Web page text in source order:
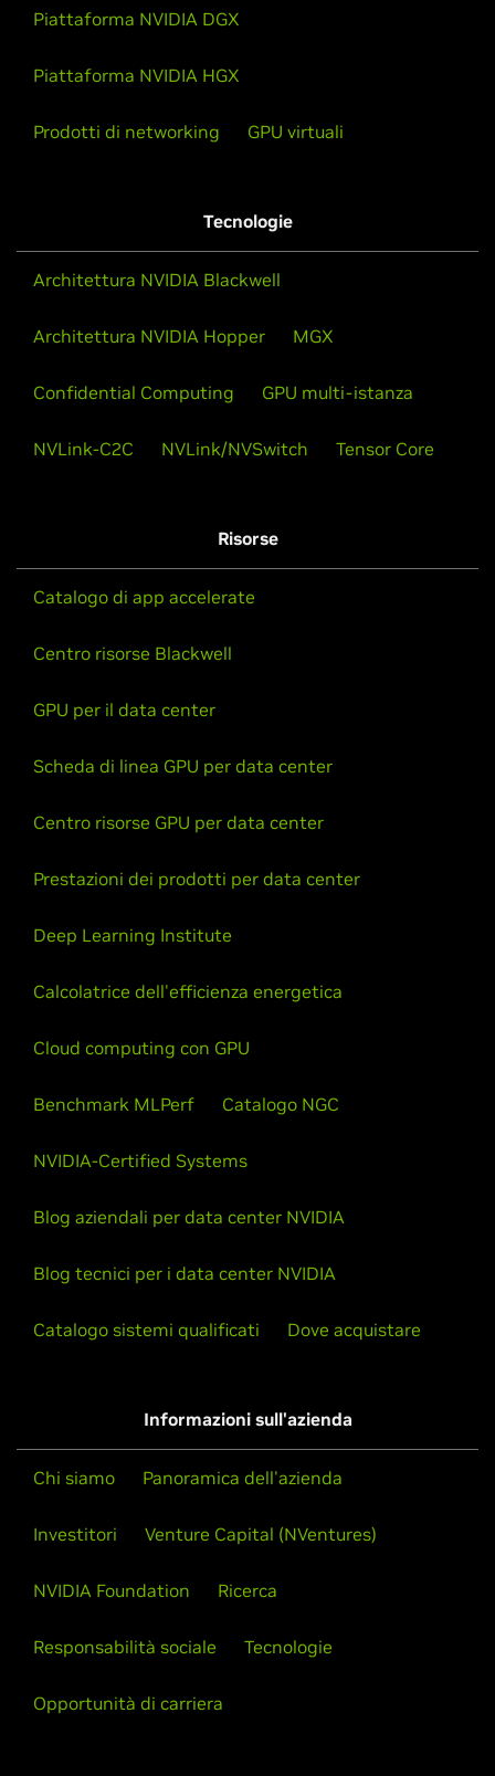
Piattaforma NVIDIA DGX
Piattaforma NVIDIA HGX
Prodotti di networking GPU virtuali
Tecnologie
Architettura NVIDIA Blackwell
Architettura NVIDIA Hopper MGX
Confidential Computing GPU multi-istanza
NVLink-C2C NVLink/NVSwitch Tensor Core
Risorse
Catalogo di app accelerate
Centro risorse Blackwell
GPU per il data center
Scheda di linea GPU per data center
Centro risorse GPU per data center
Prestazioni dei prodotti per data center
Deep Learning Institute
Calcolatrice dell'efficienza energetica
Cloud computing con GPU
Benchmark MLPerf Catalogo NGC
NVIDIA-Certified Systems
Blog aziendali per data center NVIDIA
Blog tecnici per i data center NVIDIA
Catalogo sistemi qualificati Dove acquistare
Informazioni sull'azienda
Chi siamo Panoramica dell'azienda
Investitori Venture Capital (NVentures)
NVIDIA Foundation Ricerca
Responsabilità sociale Tecnologie
Opportunità di carriera